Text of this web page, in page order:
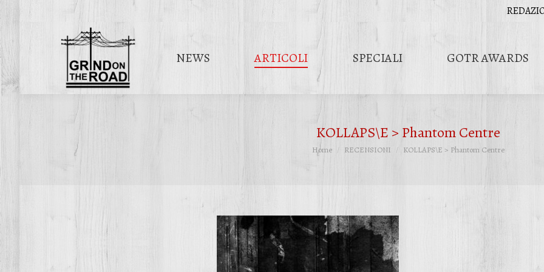
NEWS ARTICOLI SPECIALI GOTR AWARDS
KOLLAPS\E > Phantom Centre
Tu sei qui:
Home RECENSIONI KOLLAPS\E > Phantom Centre